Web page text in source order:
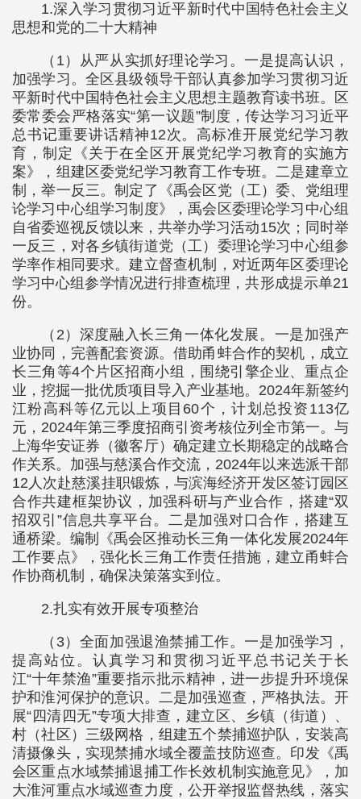
1.深入学习贯彻习近平新时代中国特色社会主义
思想和党的二十大精神
（1）从严从实抓好理论学习。一是提高认识，
加强学习。全区县级领导干部认真参加学习贯彻习近
平新时代中国特色社会主义思想主题教育读书班。区
委常委会严格落实“第一议题”制度，传达学习习近平
总书记重要讲话精神12次。高标准开展党纪学习教
育，制定《关于在全区开展党纪学习教育的实施方
案》，组建区委党纪学习教育工作专班。二是建章立
制，举一反三。制定了《禹会区党（工）委、党组理
论学习中心组学习制度》，禹会区委理论学习中心组
自省委巡视反馈以来，共举办学习活动15次；同时举
一反三，对各乡镇街道党（工）委理论学习中心组参
学率作相同要求。建立督查机制，对近两年区委理论
学习中心组参学情况进行排查梳理，共形成提示单21
份。
（2）深度融入长三角一体化发展。一是加强产
业协同，完善配套资源。借助甬蚌合作的契机，成立
长三角等4个片区招商小组，围绕引擎企业、重点企
业，挖掘一批优质项目导入产业基地。2024年新签约
江粉高科等亿元以上项目60个，计划总投资113亿
元，2024年第三季度招商引资考核位列全市第一。与
上海华安证券（徽客厅）确定建立长期稳定的战略合
作关系。加强与慈溪合作交流，2024年以来选派干部
12人次赴慈溪挂职锻炼，与滨海经济开发区签订园区
合作共建框架协议，加强科研与产业合作，搭建“双
招双引”信息共享平台。二是加强对口合作，搭建互
通桥梁。编制《禹会区推动长三角一体化发展2024年
工作要点》，强化长三角工作责任措施，建立甬蚌合
作协商机制，确保决策落实到位。
2.扎实有效开展专项整治
（3）全面加强退渔禁捕工作。一是加强学习，
提高站位。认真学习和贯彻习近平总书记关于长
江“十年禁渔”重要指示批示精神，进一步提升环境保
护和淮河保护的意识。二是加强巡查，严格执法。开
展“四清四无”专项大排查，建立区、乡镇（街道）、
村（社区）三级网格，组建五个禁捕巡护队，安装高
清摄像头，实现禁捕水域全覆盖技防巡查。印发《禹
会区重点水域禁捕退捕工作长效机制实施意见》，加
大淮河重点水域巡查力度，公开举报监督热线，落实